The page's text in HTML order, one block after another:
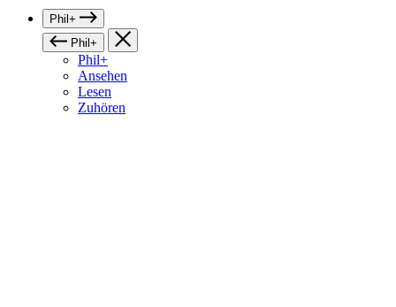
Phil+
Phil+
Phil+
Ansehen
Lesen
Zuhören